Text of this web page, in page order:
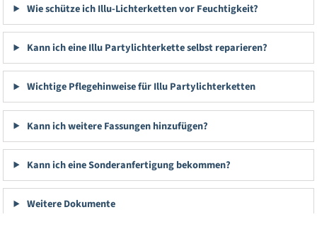
Wie schütze ich Illu-Lichterketten vor Feuchtigkeit?
Kann ich eine Illu Partylichterkette selbst reparieren?
Wichtige Pflegehinweise für Illu Partylichterketten
Kann ich weitere Fassungen hinzufügen?
Kann ich eine Sonderanfertigung bekommen?
Weitere Dokumente